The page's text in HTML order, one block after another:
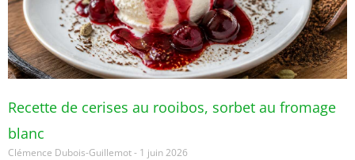
Recette de cerises au rooibos, sorbet au fromage
blanc
Clémence Dubois-Guillemot 1 juin 2026